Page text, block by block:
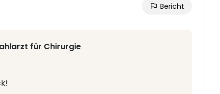
Bericht
für Chirurgie